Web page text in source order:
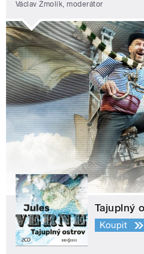
Václav Žmolík, moderátor
Tajuplný
Koupit